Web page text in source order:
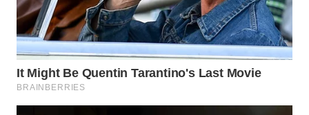
WN
PRIANGAN
TIMUR
WN
SEMARANG